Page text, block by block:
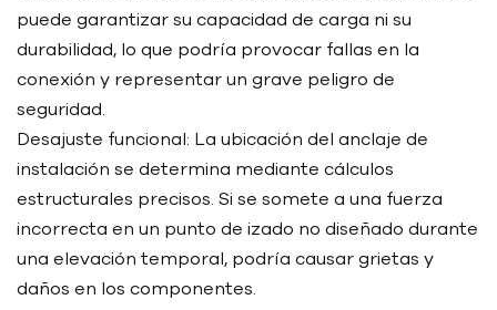
puede garantizar su capacidad de carga ni su
durabilidad, lo que podría provocar fallas en la
conexión y representar un grave peligro de
seguridad.
Desajuste funcional: La ubicación del anclaje de
instalación se determina mediante cálculos
estructurales precisos. Si se somete a una fuerza
incorrecta en un punto de izado no diseñado durante
una elevación temporal, podría causar grietas y
daños en los componentes.